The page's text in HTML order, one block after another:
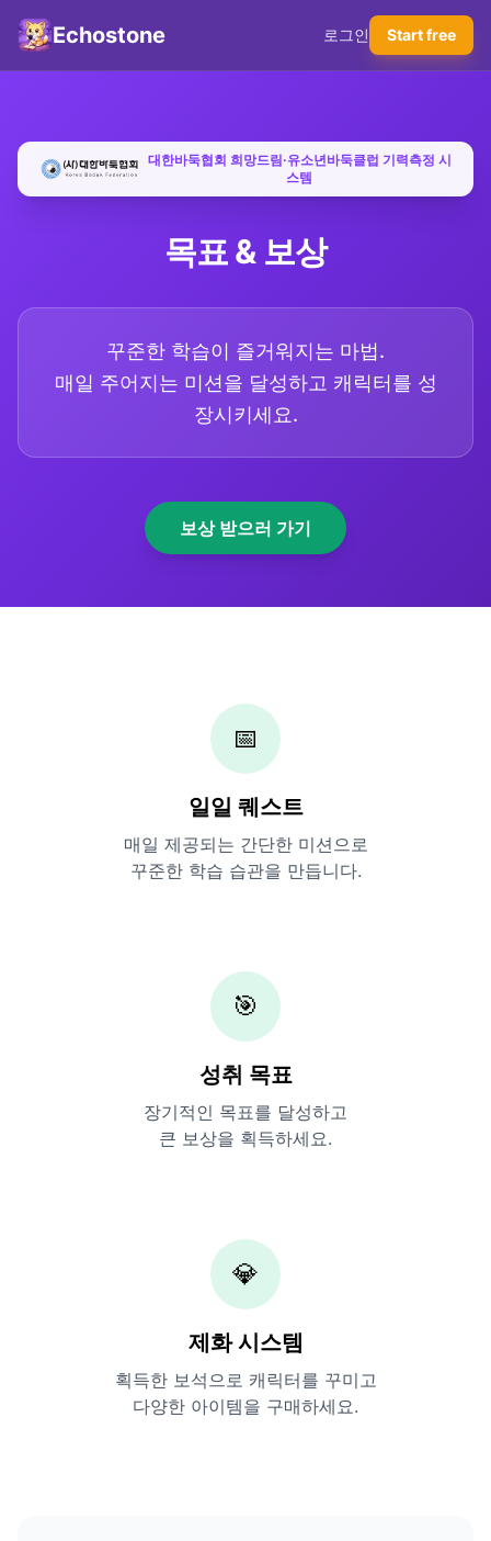
Echostone 로그인 Start free
대한바둑협회 희망드림·유소년바둑클럽 기력측정 시
스템
목표 & 보상
꾸준한 학습이 즐거워지는 마법.
매일 주어지는 미션을 달성하고 캐릭터를 성
장시키세요.
보상 받으러 가기
📅
일일 퀘스트
매일 제공되는 간단한 미션으로
꾸준한 학습 습관을 만듭니다.
🎯
성취 목표
장기적인 목표를 달성하고
큰 보상을 획득하세요.
💎
제화 시스템
획득한 보석으로 캐릭터를 꾸미고
다양한 아이템을 구매하세요.